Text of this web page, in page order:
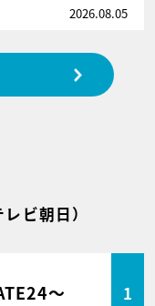
2026.08.05
レビ朝日）
～ 1